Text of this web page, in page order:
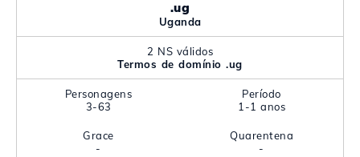
.ug
Uganda
2 NS válidos
Termos de domínio .ug
Personagens
3-63
Período
1-1 anos
Grace
-
Quarentena
-